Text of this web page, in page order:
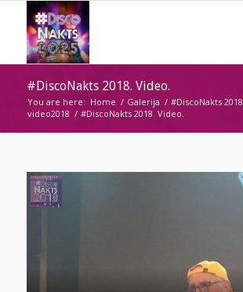
#DiscoNakts 2018. Video.
You are here: Home / Galerija / #DiscoNakts 2018
video2018 / #DiscoNakts 2018. Video.